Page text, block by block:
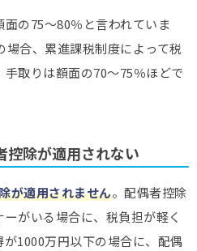
の75～80％と言われていま
場合、累進課税制度によって税
取りは額面の70～75％ほどで
除が適用されない
が適用されません。配偶者控除
がいる場合に、税負担が軽く
1000万円以下の場合に、配偶